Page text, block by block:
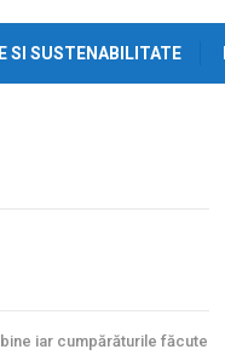
SI SUSTENABILITATE
iar cumpărăturile făcute